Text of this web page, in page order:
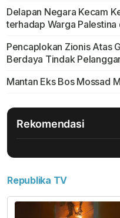
Delapan Negara Kecam
terhadap Warga Palestina
Pencaplokan Zionis Atas
Berdaya Tindak
Mantan Eks Bos Mossad
Rekomendasi
Republika TV